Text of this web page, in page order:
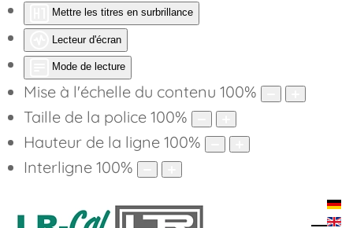
Mettre les titres en surbrillance
Lecteur d'écran
Mode de lecture
Mise à l'échelle du contenu 100%
Taille de la police 100%
Hauteur de la ligne 100%
Interligne 100%